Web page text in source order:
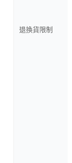
退換貨限制